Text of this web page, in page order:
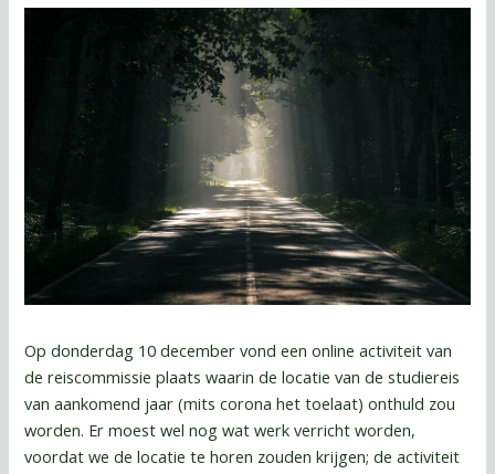
Op donderdag 10 december vond een online activiteit van
de reiscommissie plaats waarin de locatie van de studiereis
van aankomend jaar (mits corona het toelaat) onthuld zou
worden. Er moest wel nog wat werk verricht worden,
voordat we de locatie te horen zouden krijgen; de activiteit